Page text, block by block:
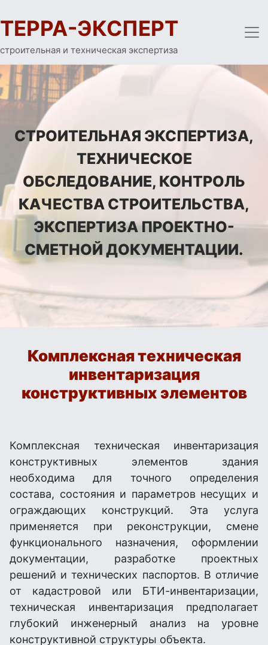
ТЕРРА-ЭКСПЕРТ
строительная и техническая экспертиза
СТРОИТЕЛЬНАЯ ЭКСПЕРТИЗА,
ТЕХНИЧЕСКОЕ
ОБСЛЕДОВАНИЕ, КОНТРОЛЬ
КАЧЕСТВА СТРОИТЕЛЬСТВА,
ЭКСПЕРТИЗА ПРОЕКТНО-
СМЕТНОЙ ДОКУМЕНТАЦИИ.
Комплексная техническая
инвентаризация
конструктивных элементов
Комплексная техническая инвентаризация
конструктивных элементов здания
необходима для точного определения
состава, состояния и параметров несущих и
ограждающих конструкций. Эта услуга
применяется при реконструкции, смене
функционального назначения, оформлении
документации, разработке проектных
решений и технических паспортов. В отличие
от кадастровой или БТИ-инвентаризации,
техническая инвентаризация предполагает
глубокий инженерный анализ на уровне
конструктивной структуры объекта.